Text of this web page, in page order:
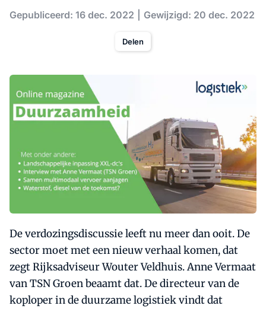
Gepubliceerd: 16 dec. 2022 Gewijzigd: 20 dec. 2022
Delen
De verdozingsdiscussie leeft nu meer dan ooit. De
sector moet met een nieuw verhaal komen, dat
zegt Rijksadviseur Wouter Veldhuis. Anne Vermaat
van TSN Groen beaamt dat. De directeur van de
koploper in de duurzame logistiek vindt dat